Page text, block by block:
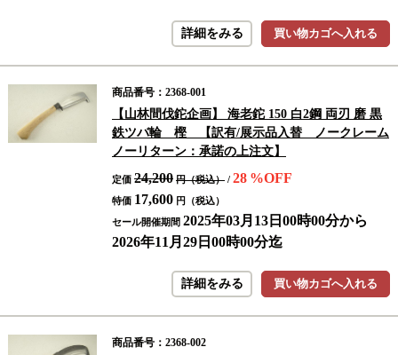
買い物カゴへ入れる
詳細をみる
商品番号：2368-001
【山林間伐鉈企画】 海老鉈 150 白2鋼 両刃 磨 黒
鉄ツバ輪 樫 【訳有/展示品入替 ノークレーム
ノーリターン：承諾の上注文】
定価 24,200 円（税込） / 28 %OFF
特価 17,600 円（税込）
セール開催期間 2025年03月13日00時00分から
2026年11月29日00時00分迄
買い物カゴへ入れる
詳細をみる
商品番号：2368-002